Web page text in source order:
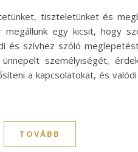
tiszteletünket és
egy kicsit, hogy
és szívhez szóló
személyiségét,
a kapcsolatokat, és
TOVÁBB